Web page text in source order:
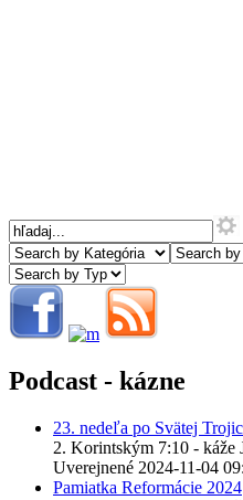
Podcast - kázne
23. nedeľa po Svätej
2. Korintským 7:10 - káže
Uverejnené 2024-11-04
Pamiatka Reformácie 2024